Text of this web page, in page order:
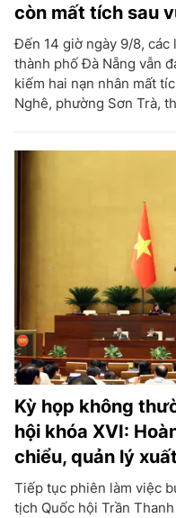
còn mất tích sau
Đến 14 giờ ngày 9/8,
thành phố Đà Nẵng vẫn
kiếm hai nạn nhân mất
Nghê, phường Sơn Trà,
Kỳ họp không
hội khóa XVI:
chiểu, quản lý
Tiếp tục phiên làm việc
tịch Quốc hội Trần